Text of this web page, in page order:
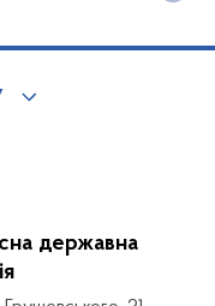
державна